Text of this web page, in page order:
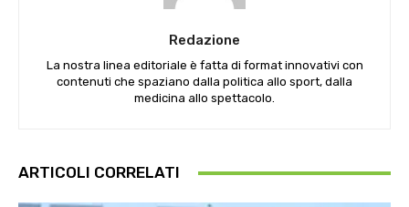
Redazione
La nostra linea editoriale è fatta di format innovativi con
contenuti che spaziano dalla politica allo sport, dalla
medicina allo spettacolo.
ARTICOLI CORRELATI